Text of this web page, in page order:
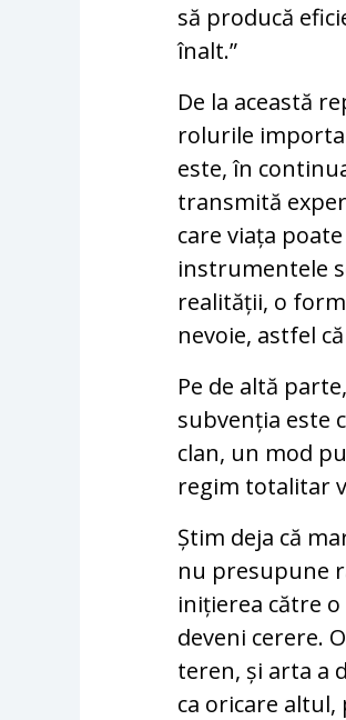
să producă
înalt.”
De la această
rolurile
este, în
transmită
care viața
instrumentele
realității, o
nevoie, astfel
Pe de altă
subvenția este
clan, un mod
regim totalitar
Știm deja că
nu presupune
inițierea către
deveni cerere.
teren, și arta a
ca oricare altul,